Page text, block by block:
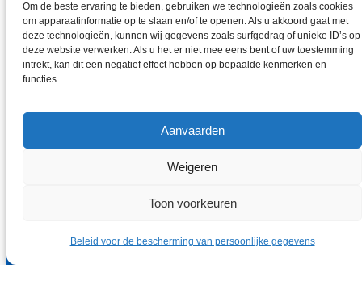
Om de beste ervaring te bieden, gebruiken we technologieën zoals cookies
om apparaatinformatie op te slaan en/of te openen. Als u akkoord gaat met
deze technologieën, kunnen wij gegevens zoals surfgedrag of unieke ID’s op
deze website verwerken. Als u het er niet mee eens bent of uw toestemming
intrekt, kan dit een negatief effect hebben op bepaalde kenmerken en
functies.
Aanvaarden
Weigeren
Toon voorkeuren
Beleid voor de bescherming van persoonlijke gegevens
Thuis
Winkel
Copyright © 2026 Elektromotoren-Vybo.be | VYBO Electric